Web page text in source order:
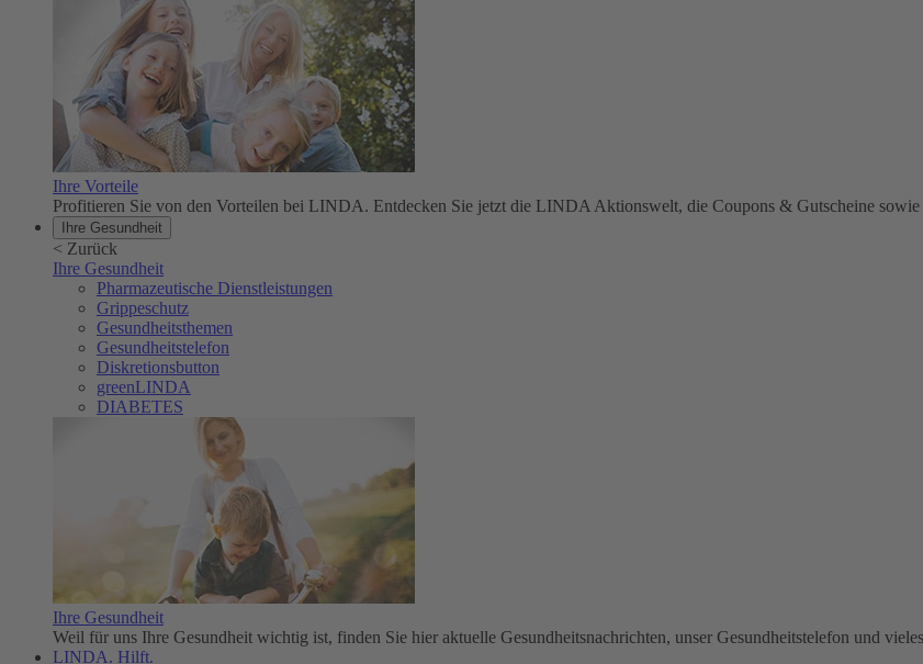
Ihre Vorteile
Profitieren Sie von den Vorteilen bei LINDA. Entdecken Sie jetzt die LINDA Aktionswelt, die Coupons & Gutscheine
Ihre Gesundheit
< Zurück
Ihre Gesundheit
Pharmazeutische Dienstleistungen
Grippeschutz
Gesundheitsthemen
Gesundheitstelefon
Diskretionsbutton
greenLINDA
DIABETES
Ihre Gesundheit
Weil für uns Ihre Gesundheit wichtig ist, finden Sie hier aktuelle Gesundheitsnachrichten, unser Gesundheitstelefon und
LINDA. Hilft.